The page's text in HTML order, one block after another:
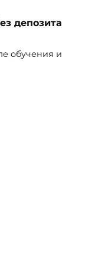
депозита
обучения и